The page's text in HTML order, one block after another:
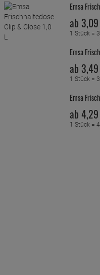
Emsa
ab 3,09
1 Stück =
Emsa
ab 3,49
1 Stück =
Emsa
ab 4,29
1 Stück =